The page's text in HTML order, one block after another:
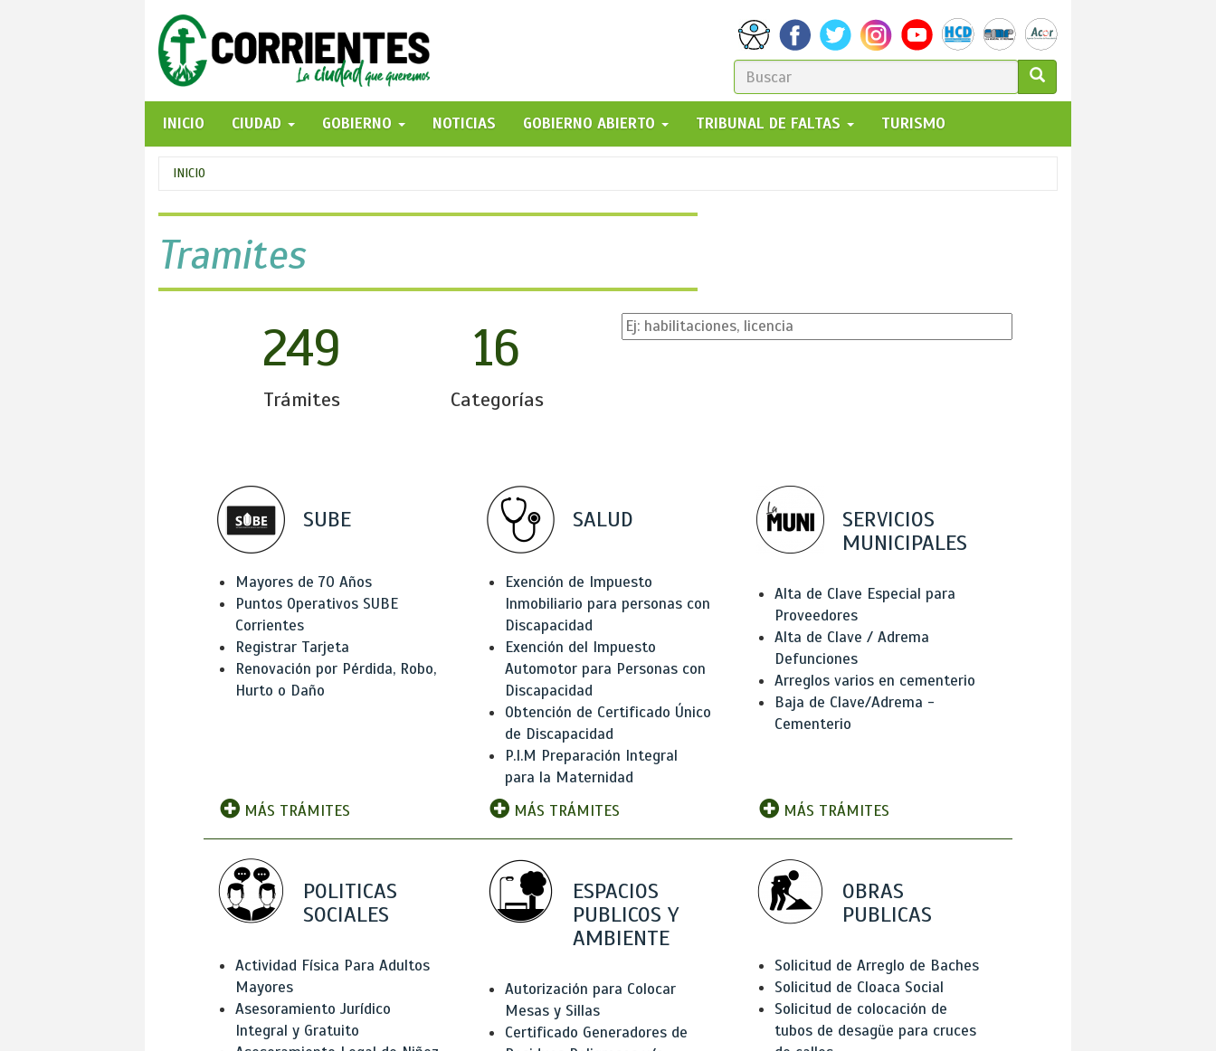
FORMULARIO
DE
BÚSQUEDA
GO!
INICIO
CIUDAD GOBIERNO NOTICIAS GOBIERNO ABIERTO TRIBUNAL DE FALTAS TURISMO
Se
encuentra
usted
aquí
INICIO
Tramites
249
Trámites
16
Categorías
SUBE
Mayores de 70 Años
Puntos Operativos SUBE
Corrientes
Registrar Tarjeta
Renovación por Pérdida, Robo,
Hurto o Daño
MÁS TRÁMITES
SALUD
Exención de Impuesto
Inmobiliario para personas con
Discapacidad
Exención del Impuesto
Automotor para Personas con
Discapacidad
Obtención de Certificado Único
de Discapacidad
P.I.M Preparación Integral
para la Maternidad
MÁS TRÁMITES
SERVICIOS
MUNICIPALES
Alta de Clave Especial para
Proveedores
Alta de Clave / Adrema
Defunciones
Arreglos varios en cementerio
Baja de Clave/Adrema -
Cementerio
MÁS TRÁMITES
POLITICAS
SOCIALES
Actividad Física Para Adultos
Mayores
Asesoramiento Jurídico
Integral y Gratuito
ESPACIOS
PUBLICOS Y
AMBIENTE
Autorización para Colocar
Mesas y Sillas
Certificado Generadores de
OBRAS
PUBLICAS
Solicitud de Arreglo de Baches
Solicitud de Cloaca Social
Solicitud de colocación de
tubos de desagüe para cruces